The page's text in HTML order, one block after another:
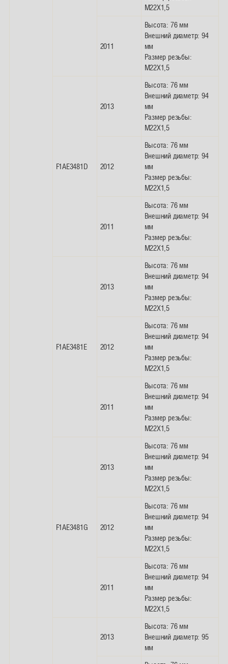
M22X1,5
2011
Высота: 76 мм
Внешний диаметр: 94
мм
Размер резьбы:
M22X1,5
F1AE3481D
2013
Высота: 76 мм
Внешний диаметр: 94
мм
Размер резьбы:
M22X1,5
2012
Высота: 76 мм
Внешний диаметр: 94
мм
Размер резьбы:
M22X1,5
2011
Высота: 76 мм
Внешний диаметр: 94
мм
Размер резьбы:
M22X1,5
F1AE3481E
2013
Высота: 76 мм
Внешний диаметр: 94
мм
Размер резьбы:
M22X1,5
2012
Высота: 76 мм
Внешний диаметр: 94
мм
Размер резьбы:
M22X1,5
2011
Высота: 76 мм
Внешний диаметр: 94
мм
Размер резьбы:
M22X1,5
F1AE3481G
2013
Высота: 76 мм
Внешний диаметр: 94
мм
Размер резьбы:
M22X1,5
2012
Высота: 76 мм
Внешний диаметр: 94
мм
Размер резьбы:
M22X1,5
2011
Высота: 76 мм
Внешний диаметр: 94
мм
Размер резьбы:
M22X1,5
2013
Высота: 76 мм
Внешний диаметр: 95
мм